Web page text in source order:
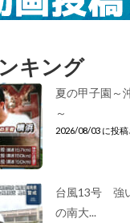
キング
夏の甲子園～
～
2026/08/03 に投稿
台風13号 強
の南大...